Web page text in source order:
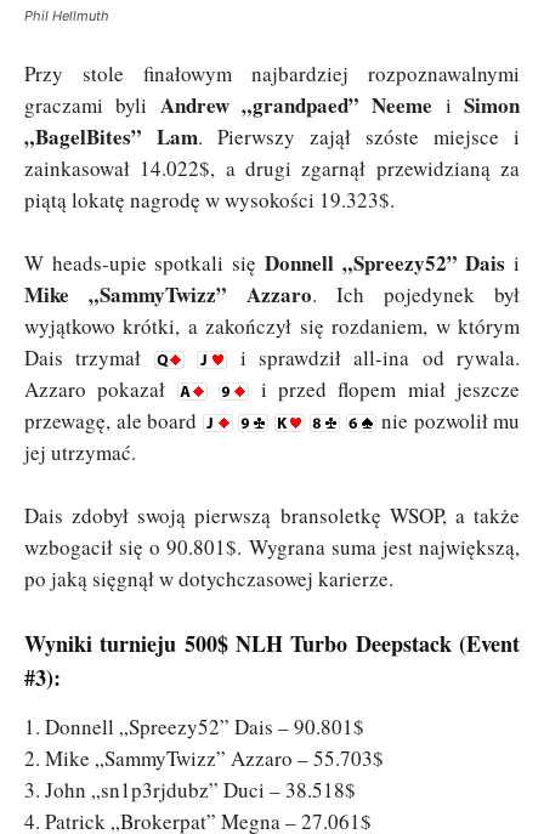
Phil Hellmuth
Przy stole finałowym najbardziej rozpoznawalnymi
graczami byli Andrew „grandpaed” Neeme iSimon
„BagelBites” Lam. Pierwszy zajął szóste miejsce i
zainkasował 14.022$, a drugi zgarnął przewidzianą za
piątą lokatę nagrodę w wysokości 19.323$.
W heads-upie spotkali się Donnell „Spreezy52” Dais i
Mike „SammyTwizz” Azzaro. Ich pojedynek był
wyjątkowo krótki, a zakończył się rozdaniem, w którym
Dais trzymał
i sprawdził all-ina od rywala.
Azzaro pokazał
i przed flopem miał jeszcze
przewagę, ale board
nie pozwolił mu
jej utrzymać.
Dais zdobył swoją pierwszą bransoletkę WSOP, a także
wzbogacił się o 90.801$. Wygrana suma jest największą,
po jaką sięgnął w dotychczasowej karierze.
Wyniki turnieju 500$ NLH Turbo Deepstack (Event
#3):
1. Donnell „Spreezy52” Dais – 90.801$
2. Mike „SammyTwizz” Azzaro – 55.703$
3. John „sn1p3rjdubz” Duci – 38.518$
4. Patrick „Brokerpat” Megna – 27.061$